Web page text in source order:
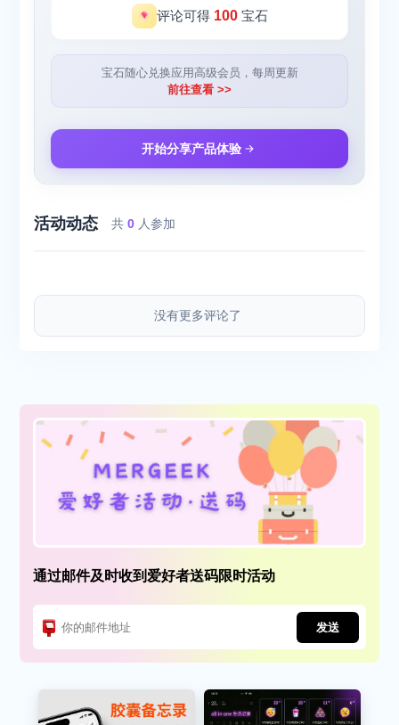
评论可得 100宝石
宝石随心兑换应用高级会员，每周更新
前往查看 >>
开始分享产品体验
活动动态 共0 人参加
没有更多评论了
通过邮件及时收到爱好者送码限时活动
发送